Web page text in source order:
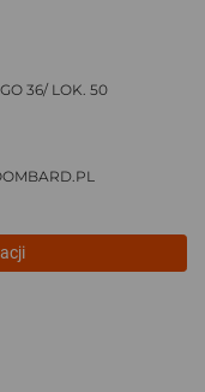
36/ LOK. 50